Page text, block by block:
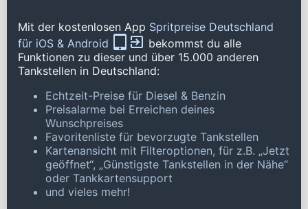
Mit der kostenlosen App Spritpreise Deutschland
für iOS & Android
bekommst du alle
Funktionen zu dieser und über 15.000 anderen
Tankstellen in Deutschland:
Echtzeit-Preise für Diesel & Benzin
Preisalarme bei Erreichen deines
Wunschpreises
Favoritenliste für bevorzugte Tankstellen
Kartenansicht mit Filteroptionen, für z.B. „Jetzt
geöffnet“, „Günstigste Tankstellen in der Nähe“
oder Tankkartensupport
und vieles mehr!